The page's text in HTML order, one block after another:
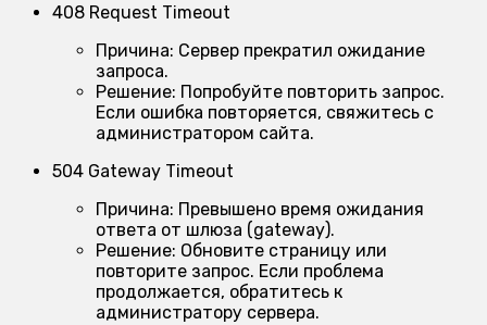
408 Request Timeout
Причина: Сервер прекратил ожидание
запроса.
Решение: Попробуйте повторить запрос.
Если ошибка повторяется, свяжитесь с
администратором сайта.
504 Gateway Timeout
Причина: Превышено время ожидания
ответа от шлюза (gateway).
Решение: Обновите страницу или
повторите запрос. Если проблема
продолжается, обратитесь к
администратору сервера.